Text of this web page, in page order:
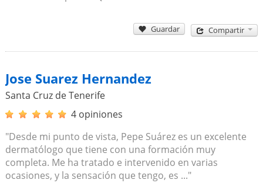
Guardar Compartir
Jose Suarez Hernandez
Santa Cruz de Tenerife
4 opiniones
"Desde mi punto de vista, Pepe Suárez es un excelente
dermatólogo que tiene con una formación muy
completa. Me ha tratado e intervenido en varias
ocasiones, y la sensación que tengo, es ..."